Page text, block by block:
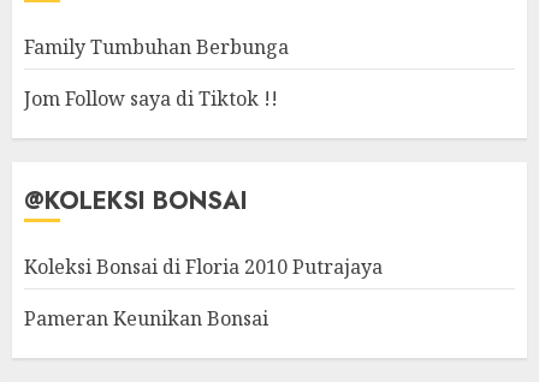
Family Tumbuhan Berbunga
Jom Follow saya di Tiktok !!
@KOLEKSI BONSAI
Koleksi Bonsai di Floria 2010 Putrajaya
Pameran Keunikan Bonsai